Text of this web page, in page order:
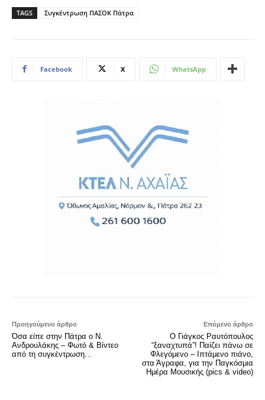
TAGS Συγκέντρωση ΠΑΣΟΚ Πάτρα
Facebook X WhatsApp
Προηγούμενο άρθρο
Όσα είπε στην Πάτρα ο Ν.
Ανδρουλάκης – Φωτό & Βίντεο
από τη συγκέντρωση…
Επόμενο άρθρο
Ο Γιάγκος Ραυτόπουλος
“ξαναχτυπά”! Παίζει πάνω σε
Φλεγόμενο – Ιπτάμενο πιάνο,
στα Άγραφα, για την Παγκόσμια
Ημέρα Μουσικής (pics & video)